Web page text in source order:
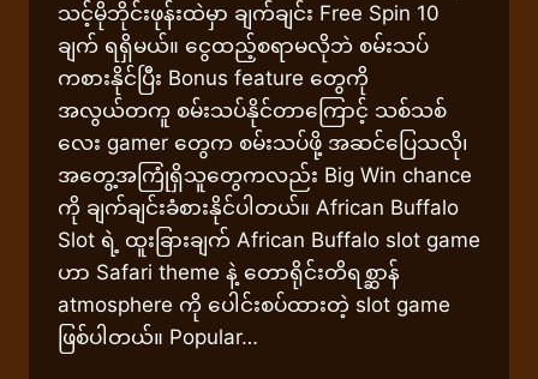
သင့်မိုဘိုင်းဖုန်းထဲမှာ ချက်ချင်း Free Spin 10
ချက် ရရှိမယ်။ ငွေထည့်စရာမလိုဘဲ စမ်းသပ်
ကစားနိုင်ပြီး Bonus feature တွေကို
အလွယ်တကူ စမ်းသပ်နိုင်တာကြောင့် သစ်သစ်
လေး gamer တွေက စမ်းသပ်ဖို့ အဆင်ပြေသလို၊
အတွေ့အကြုံရှိသူတွေကလည်း Big Win chance
ကို ချက်ချင်းခံစားနိုင်ပါတယ်။ African Buffalo
Slot ရဲ့ ထူးခြားချက် African Buffalo slot game
ဟာ Safari theme နဲ့ တောရိုင်းတိရစ္ဆာန်
atmosphere ကို ပေါင်းစပ်ထားတဲ့ slot game
ဖြစ်ပါတယ်။ Popular…